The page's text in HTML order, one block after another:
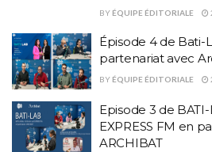
BY ÉQUIPE ÉDITORIALE
Épisode 4 de Bati-
partenariat avec
BY ÉQUIPE ÉDITORIALE
Episode 3 de
EXPRESS FM en
ARCHIBAT